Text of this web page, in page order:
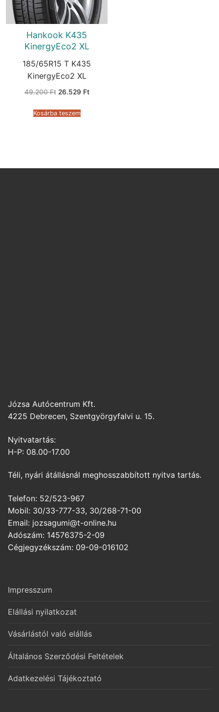
Hankook K435
KinergyEco2 XL
185/65R15 T K435
KinergyEco2 XL
49.200Ft Original
49.200 Ft.
26.529 FtCurrent
Kosárba teszem
Józsa Autócentrum Kft.
4225 Debrecen, Szentgyörgyfalvi u. 15.
Nyitvatartás:
H-P: 08.00-17.00
Téli, nyári átállásnál meghosszabbított nyitva tartás.
Telefon: 52/523-967
Mobil: 30/33-777-33, 30/268-71-00
Email: jozsagumi@t-online.hu
Adószám: 14576375-2-09
Cégjegyzékszám: 09-09-016102
Impresszum
Elállási nyilatkozat
Vásárlástól való elállás
Általános Szerződési Feltételek
Adatkezelési Tájékoztató